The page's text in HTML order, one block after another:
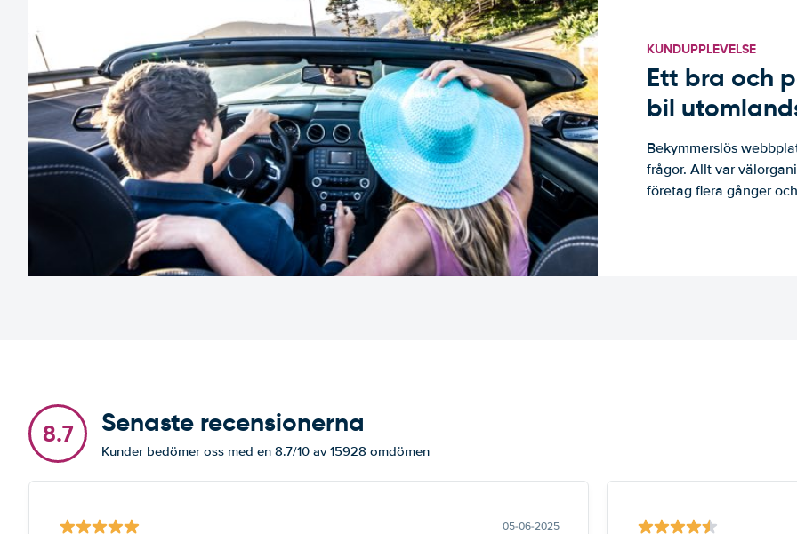
KUNDUPPLEVELSE
Ett bra och
bil
Bekymmerslös
frågor. Allt var
företag flera gånger
8.7 Senaste recensionerna
Kunder bedömer oss med en 8.7/10 av 15928 omdömen
05-06-2025